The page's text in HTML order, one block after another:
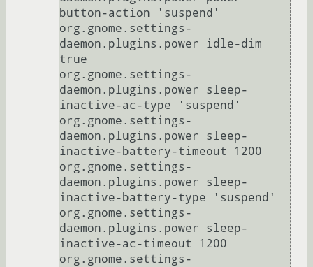
button-action 'suspend'
org.gnome.settings-
daemon.plugins.power idle-dim
true
org.gnome.settings-
daemon.plugins.power sleep-
inactive-ac-type 'suspend'
org.gnome.settings-
daemon.plugins.power sleep-
inactive-battery-timeout 1200
org.gnome.settings-
daemon.plugins.power sleep-
inactive-battery-type 'suspend'
org.gnome.settings-
daemon.plugins.power sleep-
inactive-ac-timeout 1200
org.gnome.settings-